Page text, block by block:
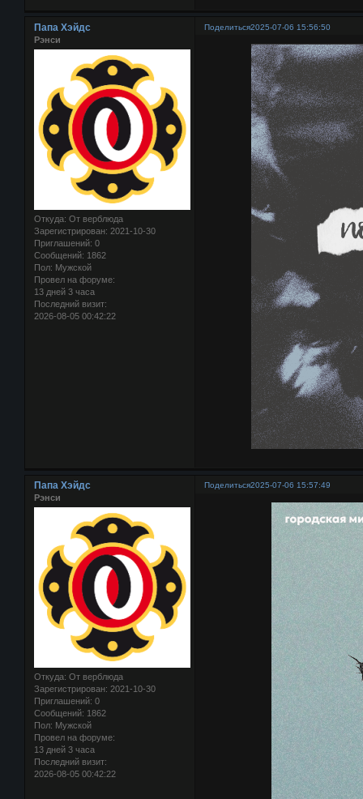
Поделиться2025-07-06 15:56:50
Папа Хэйдс
Рэнси
Откуда: От верблюда
Зарегистрирован: 2021-10-30
Приглашений: 0
Сообщений: 1862
Пол: Мужской
Провел на форуме:
13 дней 3 часа
Последний визит:
2026-08-05 00:42:22
Поделиться2025-07-06 15:57:49
Папа Хэйдс
Рэнси
Откуда: От верблюда
Зарегистрирован: 2021-10-30
Приглашений: 0
Сообщений: 1862
Пол: Мужской
Провел на форуме:
13 дней 3 часа
Последний визит:
2026-08-05 00:42:22